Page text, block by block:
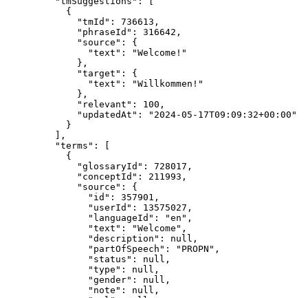
{
"tmId" : 736613 ,
"phraseId" : 316642 ,
"source" : {
"text" : "Welcome! "
},
"target" : {
"text" : "Willkommen! "
},
"relevant" : 100 ,
"updatedAt" : " 2024-05-17T09:09:32+00:00 "
}
],
"terms" : [
{
"glossaryId" : 728017 ,
"conceptId" : 211993 ,
"source" : {
"id" : 357901 ,
"userId" : 13575027 ,
"languageId" : "en " ,
"text" : "Welcome " ,
"description" : null ,
"partOfSpeech" : " PROPN " ,
"status" : null ,
"type" : null ,
"gender" : null ,
"note" : null ,